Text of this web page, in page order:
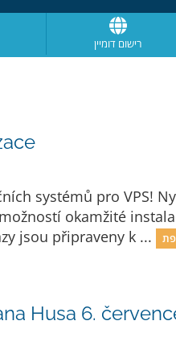
רישום דומיין
systémů pro VPS!
okamžité
jsou připraveny k ...
Husa 6.